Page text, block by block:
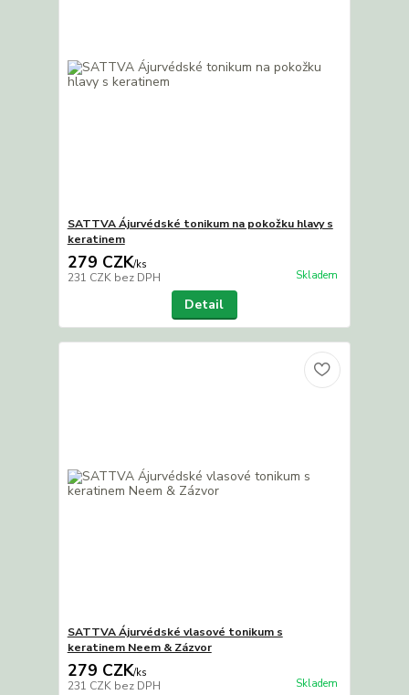
SATTVA Ájurvédské tonikum na pokožku hlavy s
keratinem
279 CZK/ks
231 CZK bez DPH Skladem
Detail
SATTVA Ájurvédské vlasové tonikum s
keratinem Neem & Zázvor
279 CZK/ks
231 CZK bez DPH Skladem